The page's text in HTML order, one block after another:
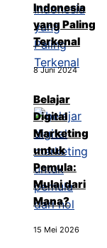
Indonesia
yang Paling
Terkenal
8 Juni 2024
Belajar
Digital
Marketing
untuk
Pemula:
Mulai dari
Mana?
15 Mei 2026